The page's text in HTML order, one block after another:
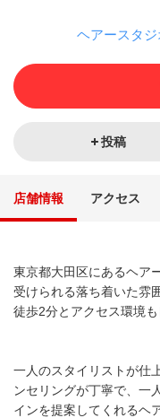
ヘアースタ
投稿
店舗情報 アクセス
東京都大田区にあるヘア
受けられる落ち着いた雰
徒歩2分とアクセス環境も
一人のスタイリストが仕
ンセリングが丁寧で、一
インを提案してくれるヘ